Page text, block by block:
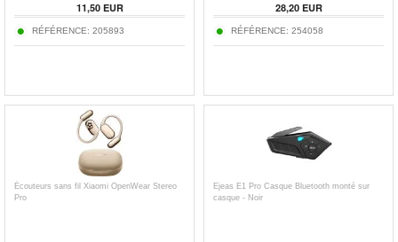
11,50EUR
RÉFÉRENCE: 205893
28,20EUR
RÉFÉRENCE: 254058
Écouteurs sans fil Xiaomi OpenWear Stereo
Pro
Ejeas E1 Pro Casque Bluetooth monté sur
casque - Noir